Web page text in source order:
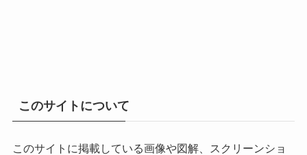
このサイトについて
このサイトに掲載している画像や図解、スクリーンショ